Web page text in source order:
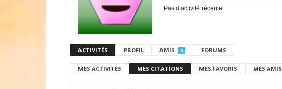
Pas d’activité récente
ACTIVITÉS PROFIL AMIS 0 FORUMS
MES ACTIVITÉS MES CITATIONS MES FAVORIS MES AMIS